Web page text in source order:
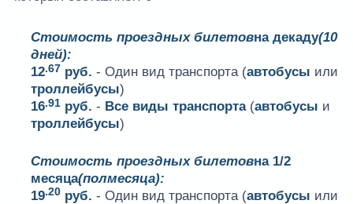
Стоимость проездных билетовна декаду(10
дней):
12.67 руб. - Один вид транспорта (автобусы или
троллейбусы)
16.91 руб. - Все виды транспорта(автобусы и
троллейбусы)
Стоимость проездных билетовна 1/2
месяца(полмесяца):
19.20 руб. - Один вид транспорта (автобусы или